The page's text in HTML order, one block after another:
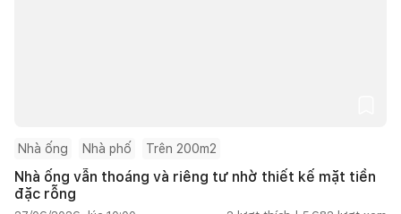
Nhà ống Nhà phố Trên 200m2
Nhà ống vẫn thoáng và riêng tư nhờ thiết kế mặt tiền
đặc rỗng